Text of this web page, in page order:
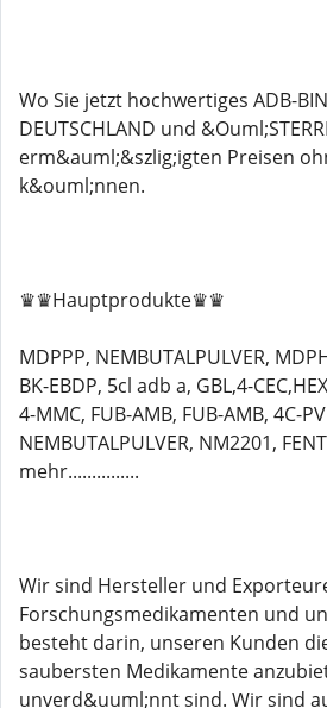
Wo Sie jetzt hochwertiges ADB-
DEUTSCHLAND und
erm&auml;&szlig;igten Preisen
k&ouml;nnen.
♛♛Hauptprodukte♛♛
MDPPP, NEMBUTALPULVER,
BK-EBDP, 5cl adb a, GBL,4-
4-MMC, FUB-AMB, FUB-AMB, 4C-
NEMBUTALPULVER, NM2201,
mehr...............
Wir sind Hersteller und
Forschungsmedikamenten und
besteht darin, unseren Kunden
saubersten Medikamente
unverd&uuml;nnt sind. Wir sind